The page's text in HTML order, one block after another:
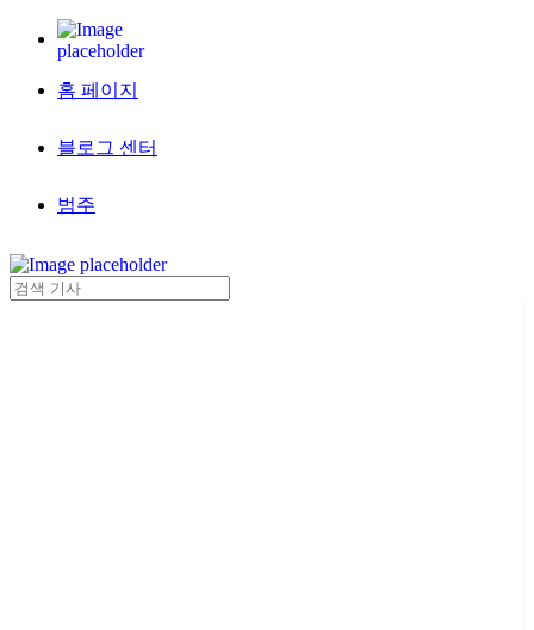
홈 페이지
블로그 센터
범주